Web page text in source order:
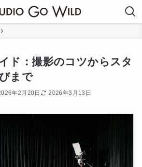
ド：撮影のコツからスタ
まで
年2月20日 2026年3月13日